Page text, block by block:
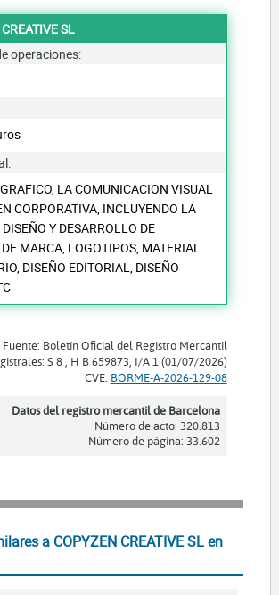
SL
operaciones:
LA COMUNICACION VISUAL
CORPORATIVA, INCLUYENDO LA
Y DESARROLLO DE
MARCA, LOGOTIPOS, MATERIAL
DISEÑO EDITORIAL, DISEÑO
Fuente: Boletín Oficial del Registro Mercantil
S 8 , H B 659873, I/A 1 (01/07/2026)
CVE: BORME-A-2026-129-08
Datos del registro mercantil de Barcelona
Número de acto: 320.813
Número de página: 33.602
a COPYZEN CREATIVE SL en